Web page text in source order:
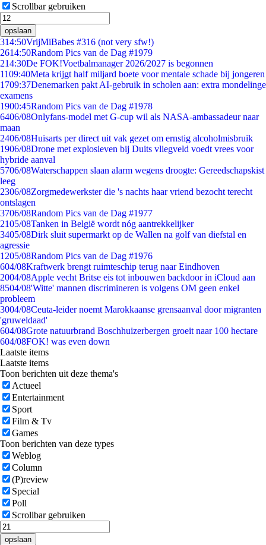
Scrollbar gebruiken
opslaan
314:50VrijMiBabes #316 (not very sfw!)
2614:50Random Pics van de Dag #1979
214:30De FOK!Voetbalmanager 2026/2027 is begonnen
1109:40Meta krijgt half miljard boete voor mentale schade bij jongeren
1709:37Denemarken pakt AI-gebruik in scholen aan: extra mondelinge
examens
1900:45Random Pics van de Dag #1978
6406/08Onlyfans-model met G-cup wil als NASA-ambassadeur naar
maan
2406/08Huisarts per direct uit vak gezet om ernstig alcoholmisbruik
1906/08Drone met explosieven bij Duits vliegveld voedt vrees voor
hybride aanval
5706/08Waterschappen slaan alarm wegens droogte: Gereedschapskist
leeg
2306/08Zorgmedewerkster die 's nachts haar vriend bezocht terecht
ontslagen
3706/08Random Pics van de Dag #1977
2105/08Tanken in België wordt nóg aantrekkelijker
3405/08Dirk sluit supermarkt op de Wallen na golf van diefstal en
agressie
1205/08Random Pics van de Dag #1976
604/08Kraftwerk brengt ruimteschip terug naar Eindhoven
2004/08Apple vecht Britse eis tot inbouwen backdoor in iCloud aan
8504/08'Witte' mannen discrimineren is volgens OM geen enkel
probleem
3004/08Ceuta-leider noemt Marokkaanse grensaanval door migranten
'gruweldaad'
604/08Grote natuurbrand Boschhuizerbergen groeit naar 100 hectare
604/08FOK! was even down
Laatste items
Laatste items
Toon berichten uit deze thema's
Actueel
Entertainment
Sport
Film & Tv
Games
Toon berichten van deze types
Weblog
Column
(P)review
Special
Poll
Scrollbar gebruiken
opslaan